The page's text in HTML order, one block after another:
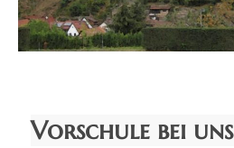
Vorschule bei uns